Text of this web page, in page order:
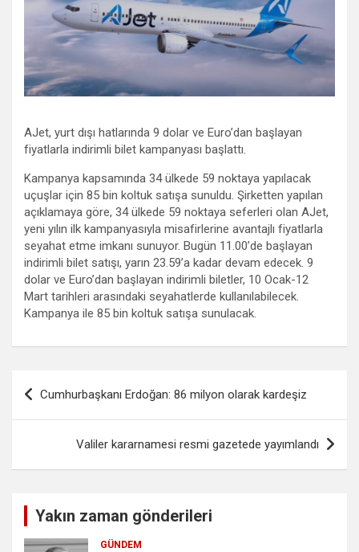
AJet, yurt dışı hatlarında 9 dolar ve Euro’dan başlayan
fiyatlarla indirimli bilet kampanyası başlattı.
Kampanya kapsamında 34 ülkede 59 noktaya yapılacak
uçuşlar için 85 bin koltuk satışa sunuldu. Şirketten yapılan
açıklamaya göre, 34 ülkede 59 noktaya seferleri olan AJet,
yeni yılın ilk kampanyasıyla misafirlerine avantajlı fiyatlarla
seyahat etme imkanı sunuyor. Bugün 11.00’de başlayan
indirimli bilet satışı, yarın 23.59’a kadar devam edecek. 9
dolar ve Euro’dan başlayan indirimli biletler, 10 Ocak-12
Mart tarihleri arasındaki seyahatlerde kullanılabilecek.
Kampanya ile 85 bin koltuk satışa sunulacak.
Yazı
gezinmesi
Cumhurbaşkanı Erdoğan: 86 milyon olarak kardeşiz
Valiler kararnamesi resmi gazetede yayımlandı
Yakın zaman gönderileri
GÜNDEM